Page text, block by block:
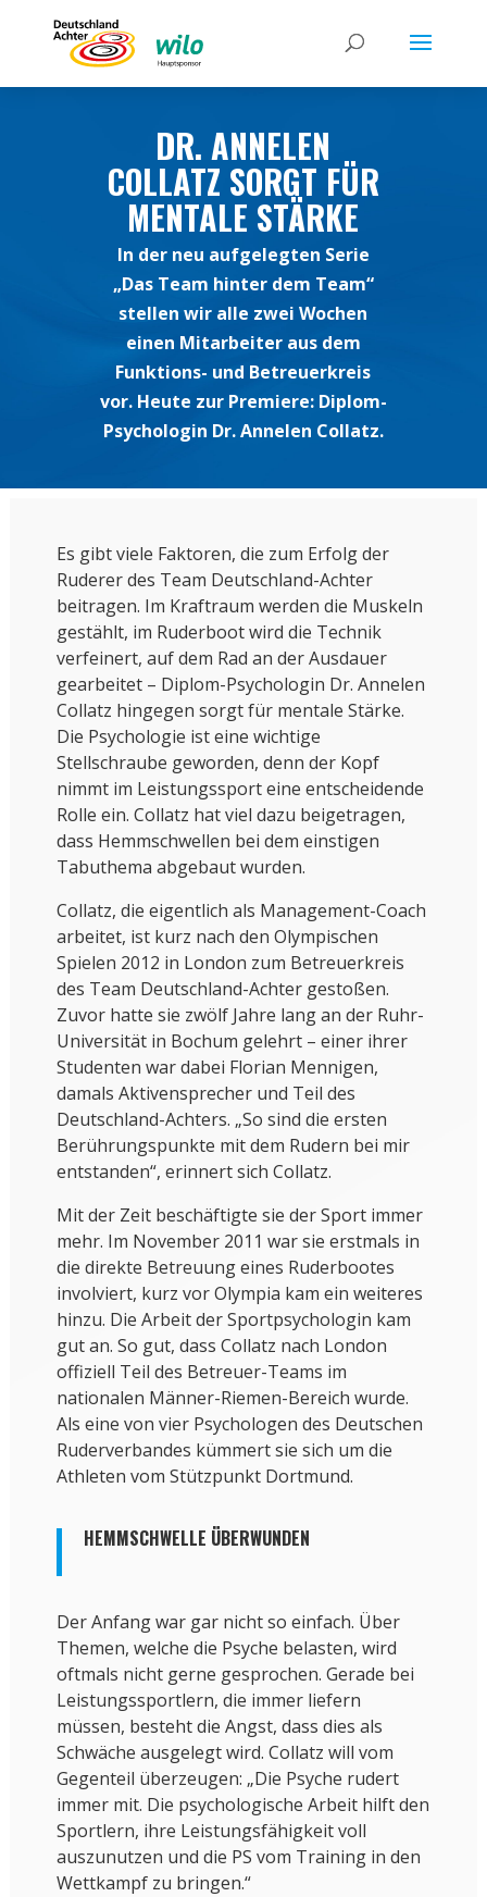
DR. ANNELEN
COLLATZ SORGT FÜR
MENTALE STÄRKE
In der neu aufgelegten Serie
„Das Team hinter dem Team“
stellen wir alle zwei Wochen
einen Mitarbeiter aus dem
Funktions- und Betreuerkreis
vor. Heute zur Premiere: Diplom-
Psychologin Dr. Annelen Collatz.
Es gibt viele Faktoren, die zum Erfolg der
Ruderer des Team Deutschland-Achter
beitragen. Im Kraftraum werden die Muskeln
gestählt, im Ruderboot wird die Technik
verfeinert, auf dem Rad an der Ausdauer
gearbeitet – Diplom-Psychologin Dr. Annelen
Collatz hingegen sorgt für mentale Stärke.
Die Psychologie ist eine wichtige
Stellschraube geworden, denn der Kopf
nimmt im Leistungssport eine entscheidende
Rolle ein. Collatz hat viel dazu beigetragen,
dass Hemmschwellen bei dem einstigen
Tabuthema abgebaut wurden.
Collatz, die eigentlich als Management-Coach
arbeitet, ist kurz nach den Olympischen
Spielen 2012 in London zum Betreuerkreis
des Team Deutschland-Achter gestoßen.
Zuvor hatte sie zwölf Jahre lang an der Ruhr-
Universität in Bochum gelehrt – einer ihrer
Studenten war dabei Florian Mennigen,
damals Aktivensprecher und Teil des
Deutschland-Achters. „So sind die ersten
Berührungspunkte mit dem Rudern bei mir
entstanden“, erinnert sich Collatz.
Mit der Zeit beschäftigte sie der Sport immer
mehr. Im November 2011 war sie erstmals in
die direkte Betreuung eines Ruderbootes
involviert, kurz vor Olympia kam ein weiteres
hinzu. Die Arbeit der Sportpsychologin kam
gut an. So gut, dass Collatz nach London
offiziell Teil des Betreuer-Teams im
nationalen Männer-Riemen-Bereich wurde.
Als eine von vier Psychologen des Deutschen
Ruderverbandes kümmert sie sich um die
Athleten vom Stützpunkt Dortmund.
HEMMSCHWELLE ÜBERWUNDEN
Der Anfang war gar nicht so einfach. Über
Themen, welche die Psyche belasten, wird
oftmals nicht gerne gesprochen. Gerade bei
Leistungssportlern, die immer liefern
müssen, besteht die Angst, dass dies als
Schwäche ausgelegt wird. Collatz will vom
Gegenteil überzeugen: „Die Psyche rudert
immer mit. Die psychologische Arbeit hilft den
Sportlern, ihre Leistungsfähigkeit voll
auszunutzen und die PS vom Training in den
Wettkampf zu bringen.“